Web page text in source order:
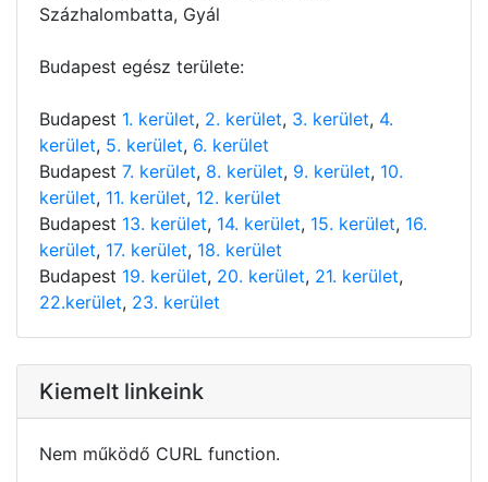
Százhalombatta, Gyál
Budapest egész területe:
Budapest 1. kerület, 2. kerület, 3. kerület, 4.
kerület, 5. kerület, 6. kerület
Budapest 7. kerület, 8. kerület, 9. kerület, 10.
kerület, 11. kerület, 12. kerület
Budapest 13. kerület, 14. kerület, 15. kerület, 16.
kerület, 17. kerület, 18. kerület
Budapest 19. kerület, 20. kerület, 21. kerület,
22.kerület, 23. kerület
Kiemelt linkeink
Nem működő CURL function.